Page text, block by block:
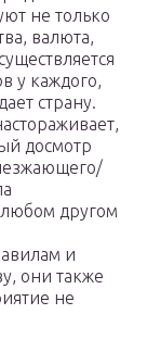
не только
валюта,
у каждого,
страну.
досмотр
другом
и
они также
не